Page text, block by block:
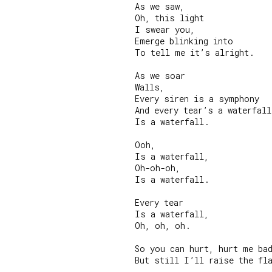
As we saw,
Oh, this light
I swear you,
Emerge blinking into
To tell me it’s alright.
As we soar
Walls,
Every siren is a symphony
And every tear’s a
Is a waterfall.
Ooh,
Is a waterfall,
Oh-oh-oh,
Is a waterfall.
Every tear
Is a waterfall,
Oh, oh, oh.
So you can hurt, hurt me
But still I’ll raise the